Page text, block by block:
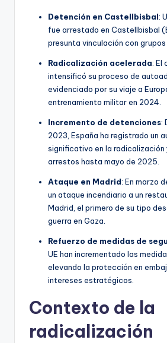
Detención en Castellbisbal:
fue arrestado en Castellbisbal
presunta vinculación con grupos
Radicalización acelerada: El
intensificó su proceso de
evidenciado por su viaje a
entrenamiento militar en 2024.
Incremento de detenciones:
2023, España ha registrado un
significativo en la radicalización
arrestos hasta mayo de 2025.
Ataque en Madrid: En marzo
un ataque incendiario a un
Madrid, el primero de su tipo
guerra en Gaza.
Refuerzo de medidas de
UE han incrementado las
elevando la protección en
intereses estratégicos.
Contexto de la
radicalización